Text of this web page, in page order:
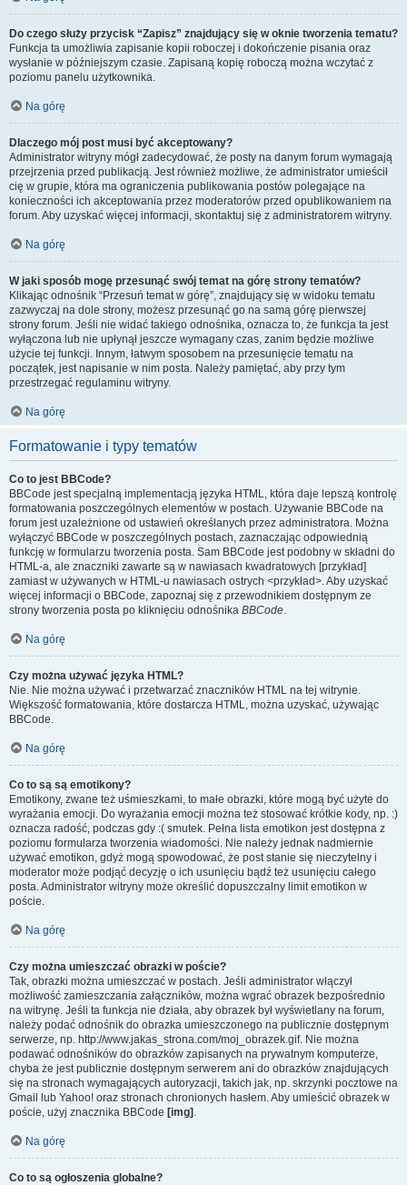
Do czego służy przycisk “Zapisz” znajdujący się w oknie tworzenia tematu?
Funkcja ta umożliwia zapisanie kopii roboczej i dokończenie pisania oraz
wysłanie w późniejszym czasie. Zapisaną kopię roboczą można wczytać z
poziomu panelu użytkownika.
Na górę
Dlaczego mój post musi być akceptowany?
Administrator witryny mógł zadecydować, że posty na danym forum wymagają
przejrzenia przed publikacją. Jest również możliwe, że administrator umieścił
cię w grupie, która ma ograniczenia publikowania postów polegające na
konieczności ich akceptowania przez moderatorów przed opublikowaniem na
forum. Aby uzyskać więcej informacji, skontaktuj się z administratorem witryny.
Na górę
W jaki sposób mogę przesunąć swój temat na górę strony tematów?
Klikając odnośnik “Przesuń temat w górę”, znajdujący się w widoku tematu
zazwyczaj na dole strony, możesz przesunąć go na samą górę pierwszej
strony forum. Jeśli nie widać takiego odnośnika, oznacza to, że funkcja ta jest
wyłączona lub nie upłynął jeszcze wymagany czas, zanim będzie możliwe
użycie tej funkcji. Innym, łatwym sposobem na przesunięcie tematu na
początek, jest napisanie w nim posta. Należy pamiętać, aby przy tym
przestrzegać regulaminu witryny.
Na górę
Formatowanie i typy tematów
Co to jest BBCode?
BBCode jest specjalną implementacją języka HTML, która daje lepszą kontrolę
formatowania poszczególnych elementów w postach. Używanie BBCode na
forum jest uzależnione od ustawień określanych przez administratora. Można
wyłączyć BBCode w poszczególnych postach, zaznaczając odpowiednią
funkcję w formularzu tworzenia posta. Sam BBCode jest podobny w składni do
HTML-a, ale znaczniki zawarte są w nawiasach kwadratowych [przykład]
zamiast w używanych w HTML-u nawiasach ostrych <przykład>. Aby uzyskać
więcej informacji o BBCode, zapoznaj się z przewodnikiem dostępnym ze
strony tworzenia posta po kliknięciu odnośnika BBCode.
Na górę
Czy można używać języka HTML?
Nie. Nie można używać i przetwarzać znaczników HTML na tej witrynie.
Większość formatowania, które dostarcza HTML, można uzyskać, używając
BBCode.
Na górę
Co to są są emotikony?
Emotikony, zwane też uśmieszkami, to małe obrazki, które mogą być użyte do
wyrażania emocji. Do wyrażania emocji można też stosować krótkie kody, np. :)
oznacza radość, podczas gdy :( smutek. Pełna lista emotikon jest dostępna z
poziomu formularza tworzenia wiadomości. Nie należy jednak nadmiernie
używać emotikon, gdyż mogą spowodować, że post stanie się nieczytelny i
moderator może podjąć decyzję o ich usunięciu bądź też usunięciu całego
posta. Administrator witryny może określić dopuszczalny limit emotikon w
poście.
Na górę
Czy można umieszczać obrazki w poście?
Tak, obrazki można umieszczać w postach. Jeśli administrator włączył
możliwość zamieszczania załączników, można wgrać obrazek bezpośrednio
na witrynę. Jeśli ta funkcja nie działa, aby obrazek był wyświetlany na forum,
należy podać odnośnik do obrazka umieszczonego na publicznie dostępnym
serwerze, np. http://www.jakas_strona.com/moj_obrazek.gif. Nie można
podawać odnośników do obrazków zapisanych na prywatnym komputerze,
chyba że jest publicznie dostępnym serwerem ani do obrazków znajdujących
się na stronach wymagających autoryzacji, takich jak, np. skrzynki pocztowe na
Gmail lub Yahoo! oraz stronach chronionych hasłem. Aby umieścić obrazek w
poście, użyj znacznika BBCode [img] .
Na górę
Co to są ogłoszenia globalne?